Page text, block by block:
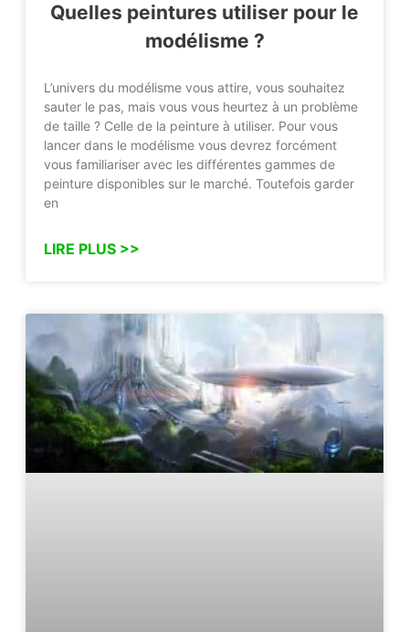
Quelles peintures utiliser pour le
modélisme ?
L’univers du modélisme vous attire, vous souhaitez
sauter le pas, mais vous vous heurtez à un problème
de taille ? Celle de la peinture à utiliser. Pour vous
lancer dans le modélisme vous devrez forcément
vous familiariser avec les différentes gammes de
peinture disponibles sur le marché. Toutefois garder
en
LIRE PLUS >>